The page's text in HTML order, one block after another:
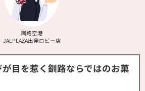
釧路空港
JALPLAZA出発ロビー店
目を惹く釧路ならではのお菓